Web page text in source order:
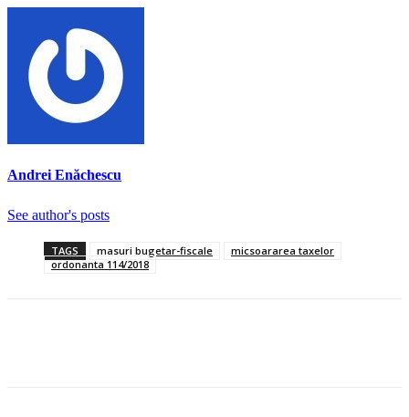
Andrei Enăchescu
See author's posts
TAGS masuri bugetar-fiscale
micsoararea taxelor
ordonanta 114/2018